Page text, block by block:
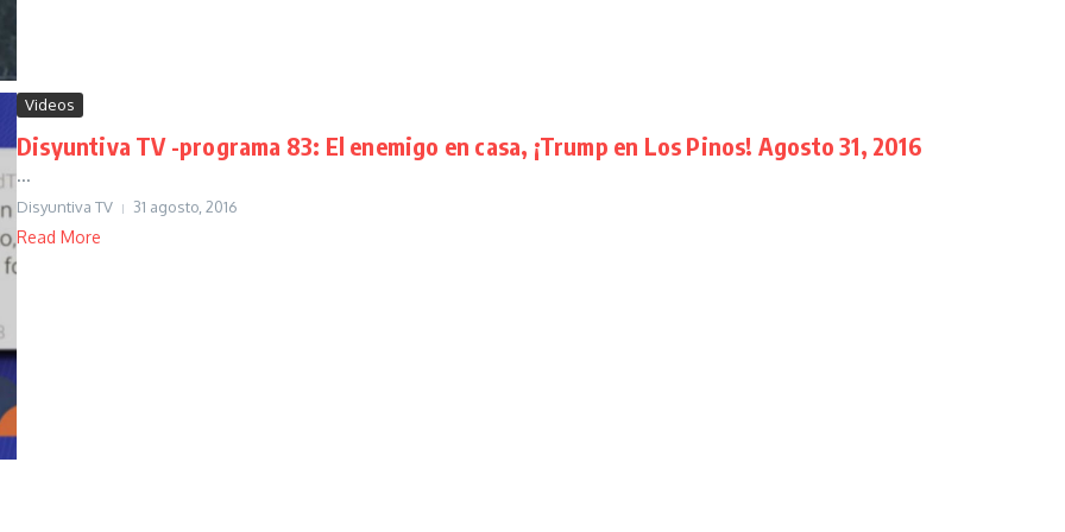
Videos
Disyuntiva TV -programa 83: El enemigo en casa, ¡Trump en Los Pinos! Agosto 31, 2016
...
Disyuntiva TV 31 agosto, 2016
Read More